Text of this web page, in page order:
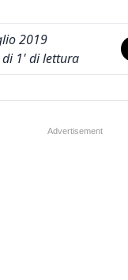
2019
1' di lettura